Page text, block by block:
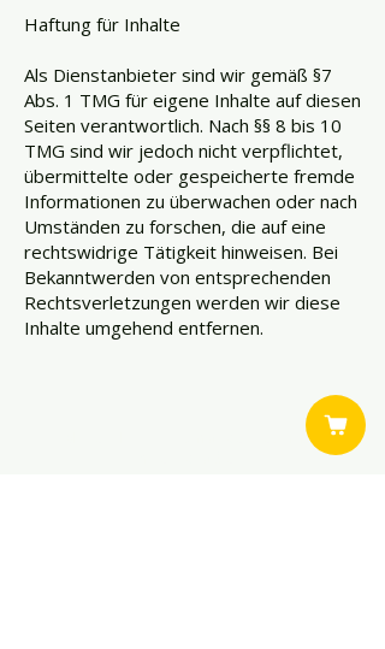
Haftung für Inhalte
Als Dienstanbieter sind wir gemäß §7
Abs. 1 TMG für eigene Inhalte auf diesen
Seiten verantwortlich. Nach §§ 8 bis 10
TMG sind wir jedoch nicht verpflichtet,
übermittelte oder gespeicherte fremde
Informationen zu überwachen oder nach
Umständen zu forschen, die auf eine
rechtswidrige Tätigkeit hinweisen. Bei
Bekanntwerden von entsprechenden
Rechtsverletzungen werden wir diese
Inhalte umgehend entfernen.
Mike Hilpp - Smarte Technik